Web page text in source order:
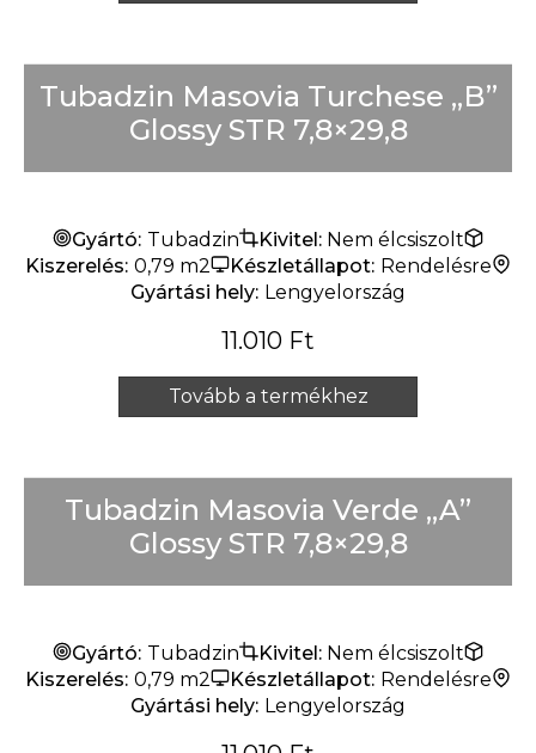
Tubadzin Masovia Turchese „B”
Glossy STR 7,8×29,8
Gyártó: Tubadzin Kivitel: Nem élcsiszolt
Kiszerelés: 0,79 m2 Készletállapot: Rendelésre
Gyártási hely: Lengyelország
11.010 Ft
Tovább a termékhez
Tubadzin Masovia Verde „A”
Glossy STR 7,8×29,8
Gyártó: Tubadzin Kivitel: Nem élcsiszolt
Kiszerelés: 0,79 m2 Készletállapot: Rendelésre
Gyártási hely: Lengyelország